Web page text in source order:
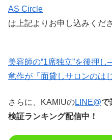
AS Circle
は上記よりお申し込みくだ
美容師の“1席独立”を後押
竜作が「面貸しサロンのは
さらに、KAMIUのLINE@で
検証ランキング配信中！